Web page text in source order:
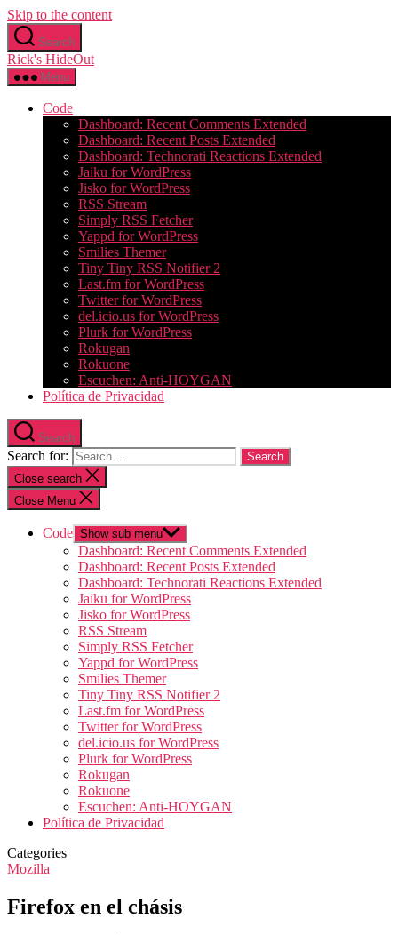
Skip to the content
Search
Rick's HideOut
Menu
Code
Dashboard: Recent Comments Extended
Dashboard: Recent Posts Extended
Dashboard: Technorati Reactions Extended
Jaiku for WordPress
Jisko for WordPress
RSS Stream
Simply RSS Fetcher
Yappd for WordPress
Smilies Themer
Tiny Tiny RSS Notifier 2
Last.fm for WordPress
Twitter for WordPress
del.icio.us for WordPress
Plurk for WordPress
Rokugan
Rokuone
Escuchen: Anti-HOYGAN
Política de Privacidad
Search
Search for:
Close search
Close Menu
Code Show sub menu
Dashboard: Recent Comments Extended
Dashboard: Recent Posts Extended
Dashboard: Technorati Reactions Extended
Jaiku for WordPress
Jisko for WordPress
RSS Stream
Simply RSS Fetcher
Yappd for WordPress
Smilies Themer
Tiny Tiny RSS Notifier 2
Last.fm for WordPress
Twitter for WordPress
del.icio.us for WordPress
Plurk for WordPress
Rokugan
Rokuone
Escuchen: Anti-HOYGAN
Política de Privacidad
Categories
Mozilla
Firefox en el chásis